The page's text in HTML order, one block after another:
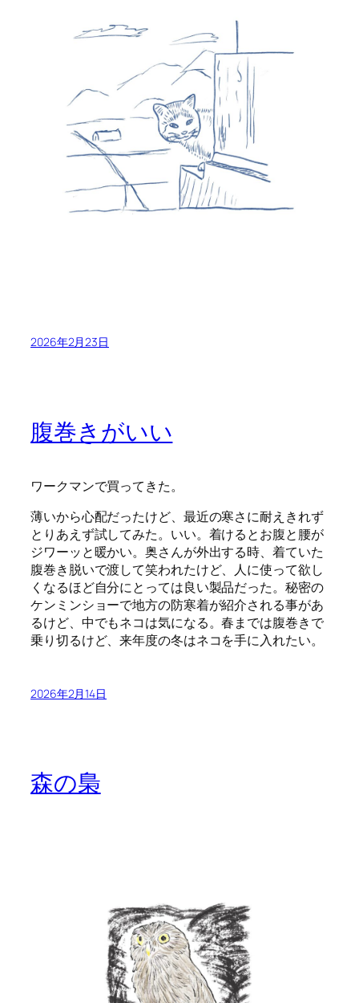
2026年2月23日
腹巻きがいい
ワークマンで買ってきた。
薄いから心配だったけど、最近の寒さに耐えきれず
とりあえず試してみた。いい。着けるとお腹と腰が
ジワーッと暖かい。奥さんが外出する時、着ていた
腹巻き脱いで渡して笑われたけど、人に使って欲し
くなるほど自分にとっては良い製品だった。秘密の
ケンミンショーで地方の防寒着が紹介される事があ
るけど、中でもネコは気になる。春までは腹巻きで
乗り切るけど、来年度の冬はネコを手に入れたい。
2026年2月14日
森の梟